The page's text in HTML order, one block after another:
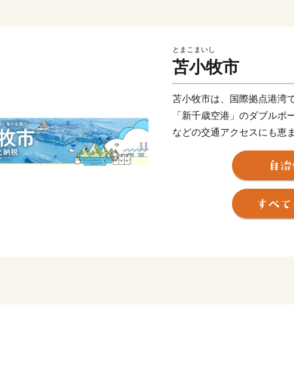
とまこまいし
苫小牧市
苫小牧市は、国際拠点港湾
「新千歳空港」のダブルポ
などの交通アクセスにも恵
一方で、ラムサール条約に
中継地「ウトナイ湖」や溶
火山の「樽前山」があり、